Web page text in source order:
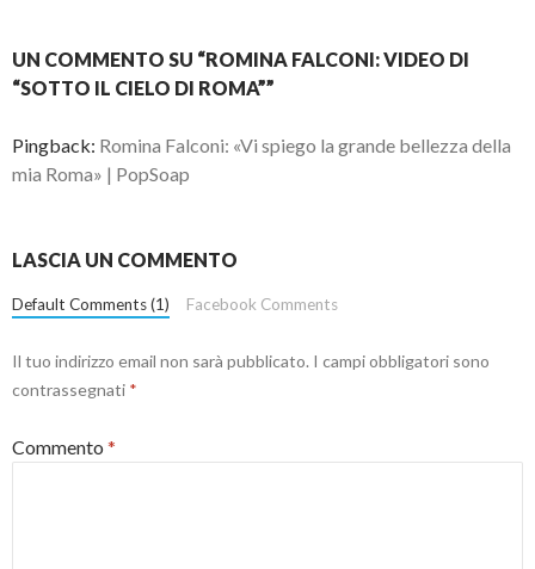
UN COMMENTO SU “ROMINA FALCONI: VIDEO DI
“SOTTO IL CIELO DI ROMA””
Pingback: Romina Falconi: «Vi spiego la grande bellezza della
mia Roma» | PopSoap
LASCIA UN COMMENTO
Default Comments (1) Facebook Comments
Il tuo indirizzo email non sarà pubblicato. I campi obbligatori sono
contrassegnati *
Commento *